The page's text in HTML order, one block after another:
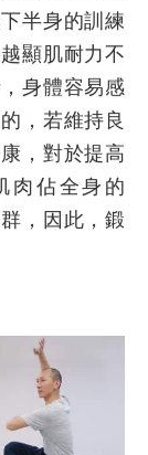
半身的訓練
顯肌耐力不
身體容易感
，若維持良
，對於提高
肉佔全身的
，因此，鍛